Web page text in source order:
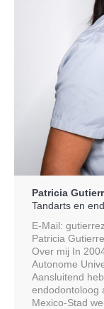
Patricia
Tandarts en
E-Mail:
Patricia
Over mij In
Autonome
Aansluitend
endodontoloog
Mexico-Stad